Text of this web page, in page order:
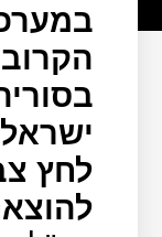
לחץ